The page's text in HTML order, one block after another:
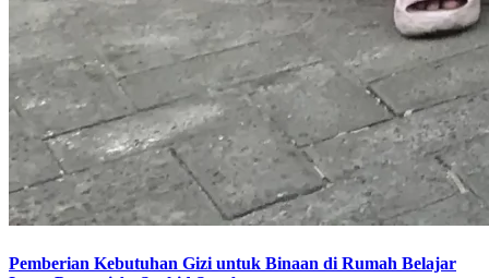
Pemberian Kebutuhan Gizi untuk Binaan di Rumah Belajar